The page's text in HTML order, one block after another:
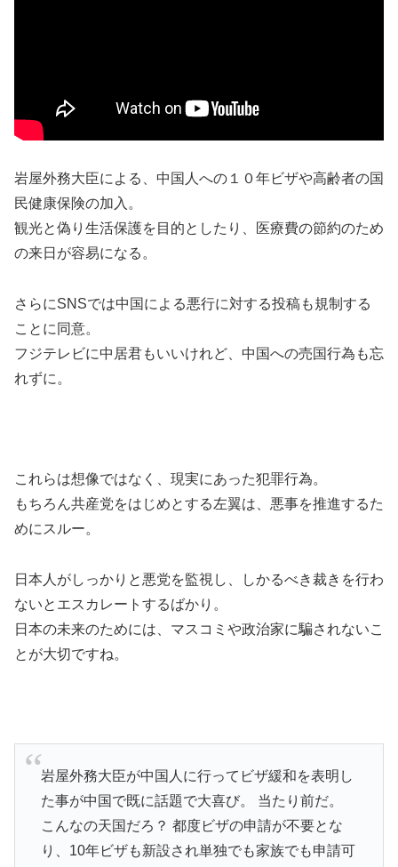
岩屋外務大臣による、中国人への１０年ビザや高齢者の国
民健康保険の加入。
観光と偽り生活保護を目的としたり、医療費の節約のため
の来日が容易になる。
さらにSNSでは中国による悪行に対する投稿も規制する
ことに同意。
フジテレビに中居君もいいけれど、中国への売国行為も忘
れずに。
これらは想像ではなく、現実にあった犯罪行為。
もちろん共産党をはじめとする左翼は、悪事を推進するた
めにスルー。
日本人がしっかりと悪党を監視し、しかるべき裁きを行わ
ないとエスカレートするばかり。
日本の未来のためには、マスコミや政治家に騙されないこ
とが大切ですね。
岩屋外務大臣が中国人に行ってビザ緩和を表明し
た事が中国で既に話題で大喜び。 当たり前だ。
こんなの天国だろ？ 都度ビザの申請が不要とな
り、10年ビザも新設され単独でも家族でも申請可